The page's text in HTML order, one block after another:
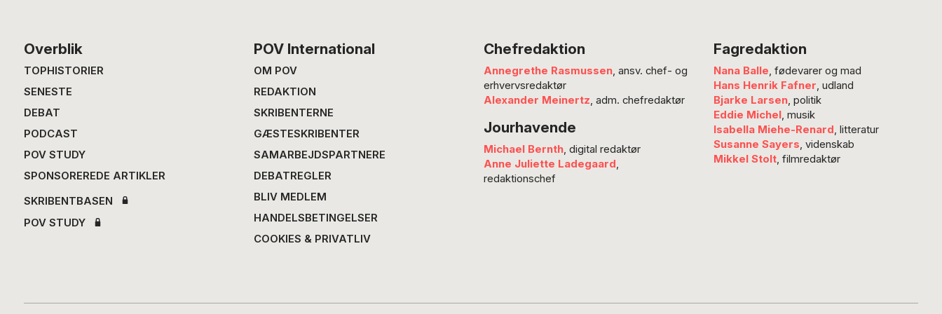
tagryg rettes drømmen
mod Amerika. Præcis
den jødiske Franz Kafka
fortælling om, men
uden samme
Footer
Overblik
TOPHISTORIER
SENESTE
DEBAT
PODCAST
POV STUDY
SPONSOREREDE ARTIKLER
SKRIBENTBASEN
POV STUDY
POV International
OM POV
REDAKTION
SKRIBENTERNE
GÆSTESKRIBENTER
SAMARBEJDSPARTNERE
DEBATREGLER
BLIV MEDLEM
HANDELSBETINGELSER
COOKIES & PRIVATLIV
Chefredaktion
Annegrethe Rasmussen, ansv. chef- og
erhvervsredaktør
Alexander Meinertz, adm. chefredaktør
Jourhavende
Michael Bernth, digital redaktør
Anne Juliette Ladegaard
redaktionschef
Fagredaktion
Nana Balle, fødevarer og mad
Hans Henrik Fafner, udland
Bjarke Larsen, politik
Eddie Michel, musik
Isabella Miehe-Renard, litteratur
Susanne Sayers, videnskab
Mikkel Stolt, filmredaktør